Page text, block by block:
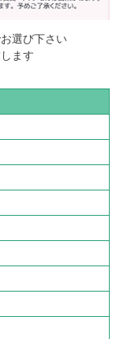
選び下さい
ます